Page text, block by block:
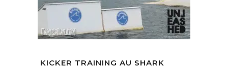
KICKER TRAINING AU SHARK